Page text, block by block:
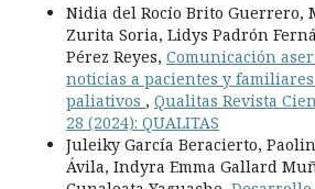
Nidia del Rocío Brito Guerrero,
Zurita Soria, Lidys Padrón
Pérez Reyes, Comunicación
noticias a pacientes y
paliativos , Qualitas Revista
28 (2024): QUALITAS
Juleiky García Beracierto,
Ávila, Indyra Emma Gallard